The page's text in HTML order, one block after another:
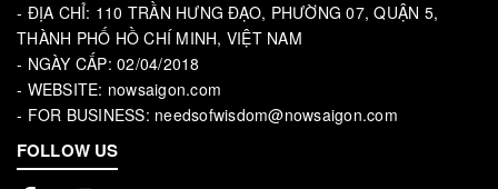
- ĐỊA CHỈ: 110 TRẦN HƯNG ĐẠO, PHƯỜNG 07, QUẬN 5,
THÀNH PHỐ HỒ CHÍ MINH, VIỆT NAM
- NGÀY CẤP: 02/04/2018
- WEBSITE: nowsaigon.com
- FOR BUSINESS: needsofwisdom@nowsaigon.com
FOLLOW US